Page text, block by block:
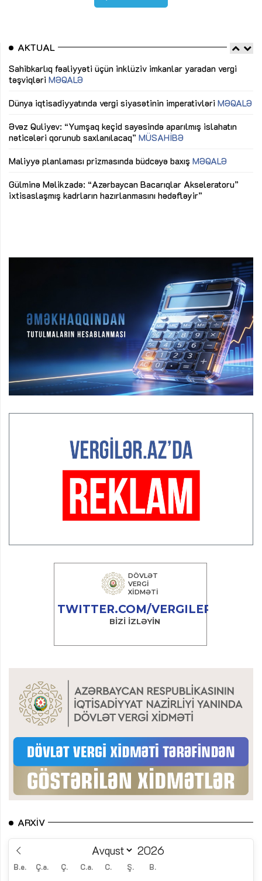
AKTUAL
Sahibkarlıq fəaliyyəti üçün inklüziv imkanlar yaradan vergi
təşviqləri MƏQALƏ
Dünya iqtisadiyyatında vergi siyasətinin imperativləri MƏQALƏ
Əvəz Quliyev: “Yumşaq keçid sayəsində aparılmış islahatın
nəticələri qorunub saxlanılacaq” MÜSAHİBƏ
Maliyyə planlaması prizmasında büdcəyə baxış MƏQALƏ
Gülminə Məlikzadə: “Azərbaycan Bacarıqlar Akseleratoru”
ixtisaslaşmış kadrların hazırlanmasını hədəfləyir”
ARXIV
B.e. Ç.a. Ç. C.a. C. Ş. B.